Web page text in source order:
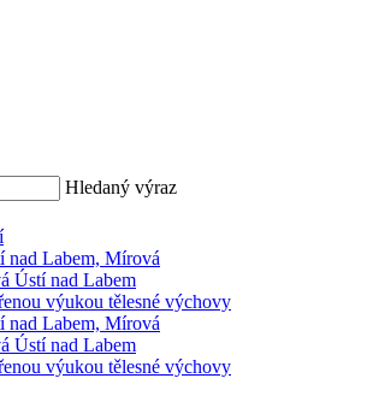
Hledaný výraz
Ústí nad Labem
výukou tělesné výchovy
Ústí nad Labem
výukou tělesné výchovy